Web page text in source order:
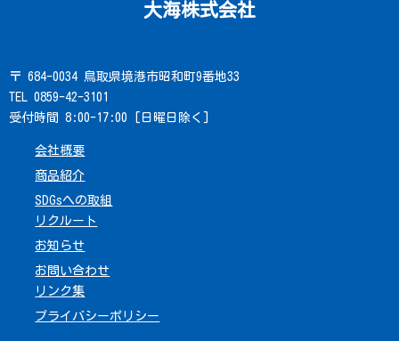
大海株式会社
〒 684-0034 鳥取県境港市昭和町9番地33
TEL 0859-42-3101
受付時間 8:00-17:00 [日曜日除く]
会社概要
商品紹介
SDGsへの取組
リクルート
お知らせ
お問い合わせ
リンク集
プライバシーポリシー